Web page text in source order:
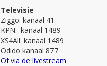
Televisie
Ziggo: kanaal 41
KPN: kanaal 1489
XS4All: kanaal 1489
Odido kanaal 877
Of via de livestream